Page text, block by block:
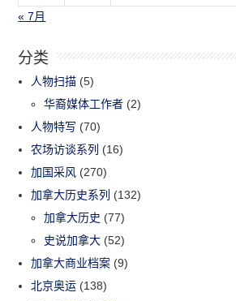
« 7月
分类
人物扫描 (5)
华裔媒体工作者 (2)
人物特写 (70)
农场访谈系列 (16)
加国采风 (270)
加拿大历史系列 (132)
加拿大历史 (77)
史说加拿大 (52)
加拿大商业档案 (9)
北京奥运 (138)